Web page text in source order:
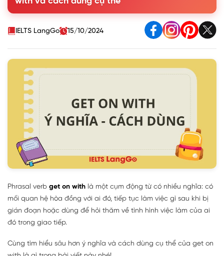
2. Các từ đồng nghĩa và trái nghĩa với get on with
IELTS LangGo 15/10/2024
Phrasal verb get on with là một cụm động từ có nhiều nghĩa: có
mối quan hệ hòa đồng với ai đó, tiếp tục làm việc gì sau khi bị
gián đoạn hoặc dùng để hỏi thăm về tình hình việc làm của ai
đó trong giao tiếp.
Cùng tìm hiểu sâu hơn ý nghĩa và cách dùng cụ thể của get on